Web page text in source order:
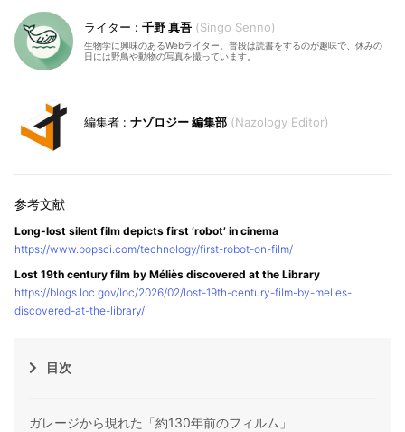
千野 真吾 Singo Senno
生物学に興味のあるWebライター。普段は読書をするのが趣味で、休みの
日には野鳥や動物の写真を撮っています。
ナゾロジー 編集部 Nazology Editor
Long-lost silent film depicts first ‘robot’ in cinema
https://www.popsci.com/technology/first-robot-on-film/
Lost 19th century film by Méliès discovered at the Library
https://blogs.loc.gov/loc/2026/02/lost-19th-century-film-by-melies-
discovered-at-the-library/
目次
ガレージから現れた「約130年前のフィルム」